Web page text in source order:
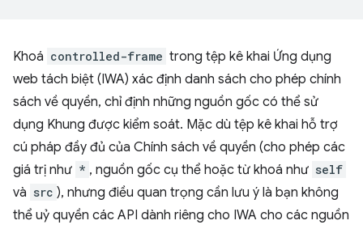
Khoá controlled-frame trong tệp kê khai Ứng dụng
web tách biệt (IWA) xác định danh sách cho phép chính
sách về quyền, chỉ định những nguồn gốc có thể sử
dụng Khung được kiểm soát. Mặc dù tệp kê khai hỗ trợ
cú pháp đầy đủ của Chính sách về quyền (cho phép các
giá trị như * , nguồn gốc cụ thể hoặc từ khoá như self
và src ), nhưng điều quan trọng cần lưu ý là bạn không
thể uỷ quyền các API dành riêng cho IWA cho các nguồn